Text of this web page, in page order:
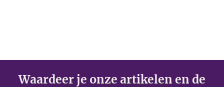
Waardeer je onze artikelen en de